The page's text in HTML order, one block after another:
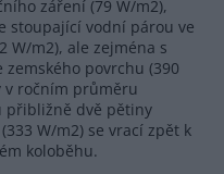
záření (79 W/m2),
stoupající vodní párou ve
W/m2), ale zejména s
povrchu (390
v ročním průměru
přibližně dvě pětiny
W/m2) se vrací zpět k
koloběhu.